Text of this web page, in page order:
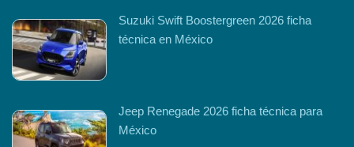
Suzuki Swift Boostergreen 2026 ficha
técnica en México
Jeep Renegade 2026 ficha técnica para
México